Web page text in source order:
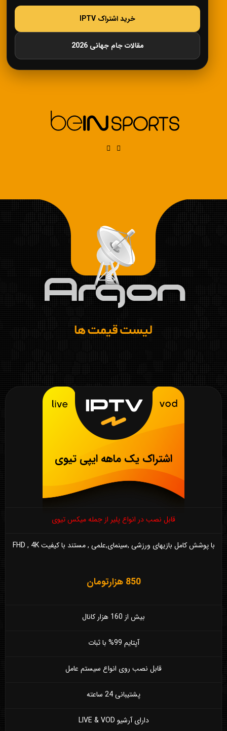
خرید اشتراک IPTV
مقالات جام جهانی 2026
اشتراک یک ماهه ایپی تیوی
قابل نصب در انواع پلیر از جمله میکس تیوی
با پوشش کامل بازیهای ورزشی ,سینمای,علمی , مستند با کیفیت FHD , 4K
850 هزارتومان
بیش از 160 هزار کانال
آپتایم 99% با ثبات
قابل نصب روی انواع سیستم عامل
پشتیبانی 24 ساعته
دارای آرشیو LIVE & VOD